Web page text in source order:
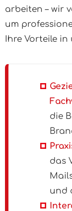
arbeiten – wir
um
Ihre Vorteile
die
das
und